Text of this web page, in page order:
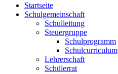
Startseite
Schulgemeinschaft
Schulleitung
Steuergruppe
Schulprogramm
Schulcurriculum
Lehrerschaft
Schülerrat